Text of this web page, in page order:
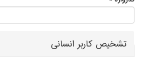
تشخیص کاربر انسانی